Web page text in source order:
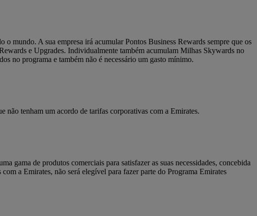
o mundo. A sua empresa irá acumular Pontos Business Rewards sempre que os
e Upgrades. Individualmente também acumulam Milhas Skywards no
no programa e também não é necessário um gasto mínimo.
não tenham um acordo de tarifas corporativas com a Emirates.
gama de produtos comerciais para satisfazer as suas necessidades, concebida
a Emirates, não será elegível para fazer parte do Programa Emirates